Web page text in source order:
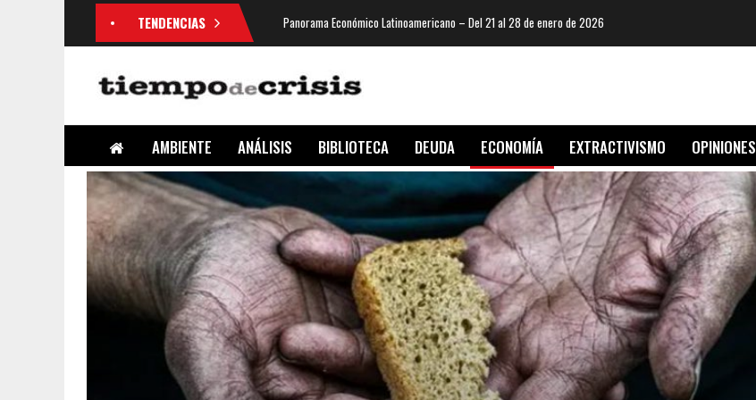
TENDENCIAS Panorama Económico Latinoamericano – Del 21 al 28 de enero de 2026
AMBIENTE ANÁLISIS BIBLIOTECA DEUDA ECONOMÍA EXTRACTIVISMO OPINIONES